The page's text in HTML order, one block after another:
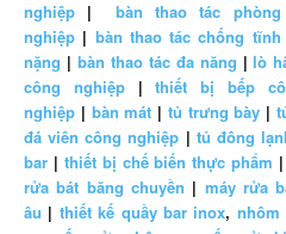
nghiệp |bàn thao tác phòng
nghiệp | bàn thao tác chống tĩnh
nặng | bàn thao tác đa năng |lò
công nghiệp|thiết bị bếp
nghiệp | bàn mát | tủ trưng bày |
đá viên công nghiệp | tủ đông
bar | thiết bị chế biến thực phẩm |
rửa bát băng chuyền | máy rửa
âu | thiết kế quầy bar inox, nhôm